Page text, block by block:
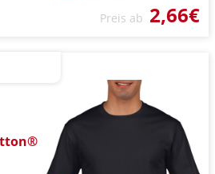
Preis ab 2,66€